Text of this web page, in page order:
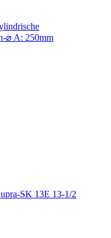
⌀ A: 250mm
SK 13E 13-1/2